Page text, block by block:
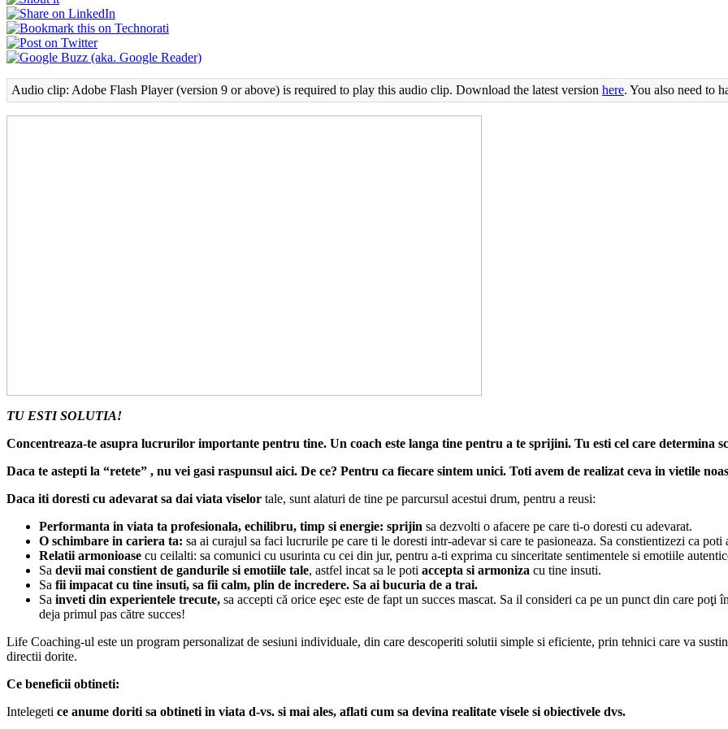
Audio clip: Adobe Flash Player (version 9 or above) is required to play this audio clip. Download the latest version here. You also need to
TU ESTI SOLUTIA!
Concentreaza-te asupra lucrurilor importante pentru tine. Un coach este langa tine pentru a te sprijini. Tu esti cel care determina
Daca te astepti la “retete” , nu vei gasi raspunsul aici. De ce? Pentru ca fiecare sintem unici. Toti avem de realizat ceva in vietile
Daca iti doresti cu adevarat sa dai viata viselor tale, sunt alaturi de tine pe parcursul acestui drum, pentru a reusi:
Performanta in viata ta profesionala, echilibru, timp si energie: sprijin sa dezvolti o afacere pe care ti-o doresti cu adevarat.
O schimbare in cariera ta: sa ai curajul sa faci lucrurile pe care ti le doresti intr-adevar si care te pasioneaza. Sa constientizezi ca
Relatii armonioase cu ceilalti: sa comunici cu usurinta cu cei din jur, pentru a-ti exprima cu sinceritate sentimentele si emotiile
Sa devii mai constient de gandurile si emotiile tale, astfel incat sa le poti accepta si armoniza cu tine insuti.
Sa fii impacat cu tine insuti, sa fii calm, plin de incredere. Sa ai bucuria de a trai.
Sa inveti din experientele trecute, sa accepti că orice eşec este de fapt un succes mascat. Sa il consideri ca pe un punct din care
deja primul pas către succes!
Life Coaching-ul este un program personalizat de sesiuni individuale, din care descoperiti solutii simple si eficiente, prin tehnici care va
directii dorite.
Ce beneficii obtineti:
Intelegeti ce anume doriti sa obtineti in viata d-vs. si mai ales, aflati cum sa devina realitate visele si obiectivele dvs.